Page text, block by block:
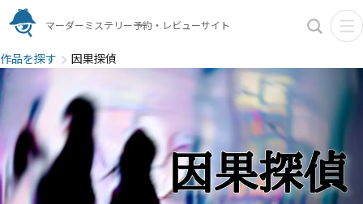
マーダーミステリー予約・レビューサイト
作品を探す 因果探偵